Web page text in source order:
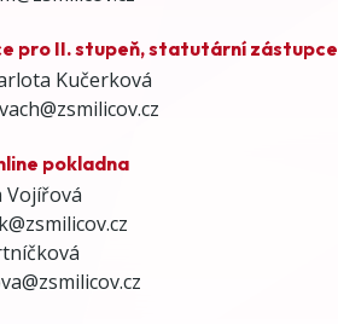
pro II. stupeň, statutární zástupce
Kučerková
pokladna
Vojířová